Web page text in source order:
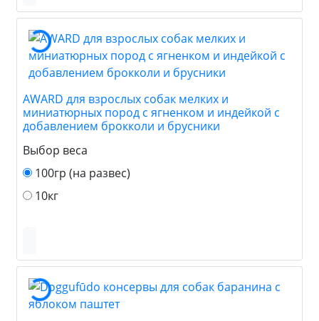
AWARD для взрослых собак мелких и
миниатюрных пород с ягненком и индейкой с
добавлением брокколи и брусники
Выбор веса
100гр (на развес)
10кг